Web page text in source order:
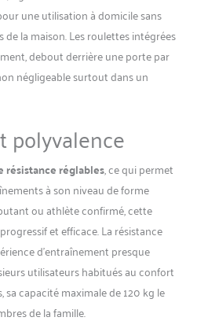
Le rameur Dripex sollicite 90
% des muscles de votre
corps. C'est comme un
jogging de 20 minutes. Il
brûle efficacement des
calories et vous aide à
vos jambes, votre ventre,
votre dos et vos fessiers. 16
Niveaux de Résistance:
Notre rameur magnétique
dispose de 16 niveaux de
s’adressant aussi bien aux
débutants qu’aux athlètes
chevronnés. Adaptez
facilement l’intensité de
votre entraînement à vos
objectifs personnels.
une utilisation à domicile sans
la maison. Les roulettes intégrées
debout derrière une porte par
négligeable surtout dans un
polyvalence
résistance réglables, ce qui permet
à son niveau de forme
ou athlète confirmé, cette
et efficace. La résistance
d’entraînement presque
utilisateurs habitués au confort
capacité maximale de 120 kg le
de la famille.